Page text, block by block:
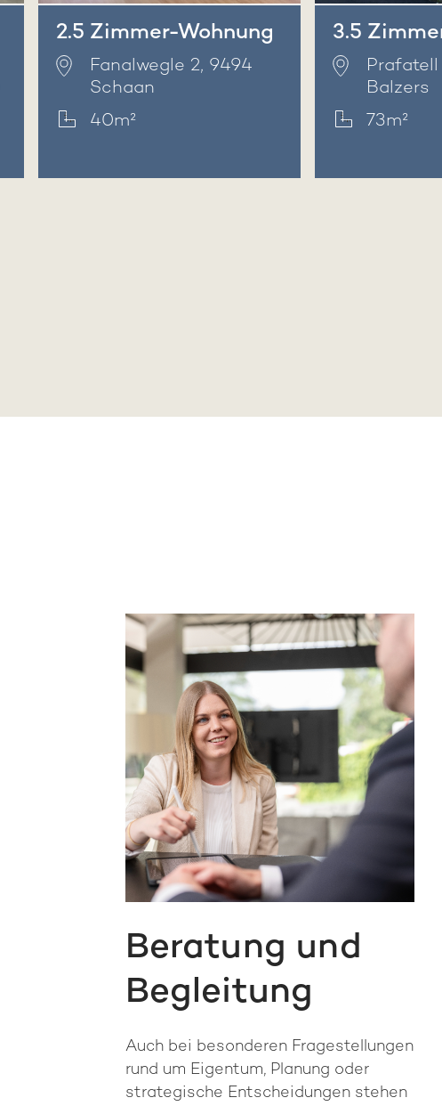
2.5 Zimmer-Wohnung
Fanalwegle 2, 9494
Schaan
40m²
3.5
Balzers
73m²
Beratung und
Begleitung
Auch bei besonderen Frage­stellungen
rund um Eigentum, Planung oder
strategische Ent­scheidungen stehen